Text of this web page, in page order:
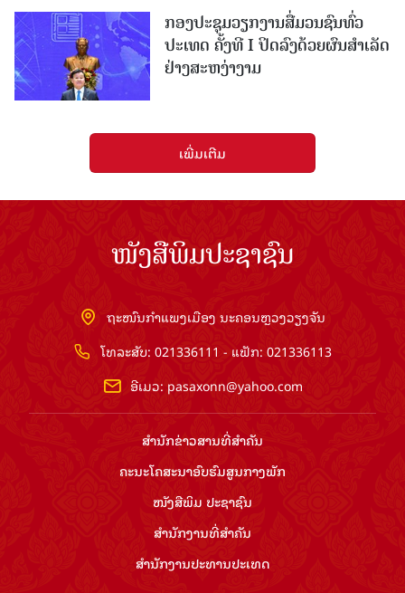
ກອງປະຊຸມວຽກງານສື່ມວນຊົນທົ່ວ
ປະເທດ ຄັ້ງທີ I ປິດລົງດ້ວຍຜົນສໍາເລັດ
ຢ່າງສະຫງ່າງາມ
ເພີ່ມເຕີມ
ໜັງສືພິມປະຊາຊົນ
ຖະໜົນກຳແພງເມືອງ ນະຄອນຫຼວງວຽງຈັນ
ໂທລະສັບ: 021336111 - ແຟັກ: 021336113
ອີເມວ: pasaxonn@yahoo.com
ສຳ​ນັກ​ຂ່າວ​ສານ​ທີ່​ສຳ​ຄັນ​
ຄະນະໂຄສະນາອົບຮົມ​ສູນ​ກາງ​ພັກ
ໜັງສືພິມ ປະ​ຊາ​ຊົນ
ສຳ​ນັກ​ງານ​ທີ່​ສຳ​ຄັນ
ສຳ​ນັກ​ງານ​ປະ​ທານ​ປະ​ເທດ